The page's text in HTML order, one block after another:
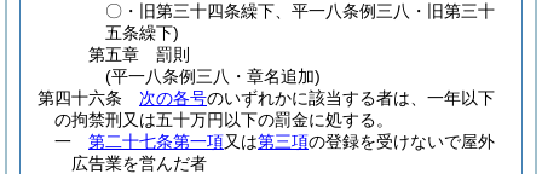
〇・旧第三十四条繰下、平一八条例三八・旧第三十
五条繰下)
第五章
罰則
(平一八条例三八・章名追加)
第四十六条
次の各号のいずれかに該当する者は、一年以下
の拘禁刑又は五十万円以下の罰金に処する。
一
第二十七条第一項又は第三項の登録を受けないで屋外
広告業を営んだ者